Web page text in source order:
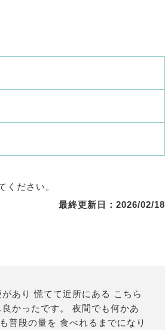
ださい。
最終更新日：2026/02/18
あり 慌てて近所にある こちら
かったです。 夜間でも何かあ
普段の量を 食べれるまでになり